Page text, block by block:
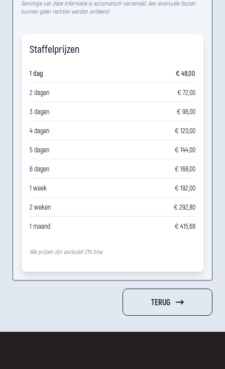
Sommige van deze informatie is automatisch verzameld. Aan eventuele fouten
kunnen geen rechten worden ontleend.
Staffelprijzen
1 dag € 48,00
2 dagen € 72,00
3 dagen € 96,00
4 dagen € 120,00
5 dagen € 144,00
6 dagen € 168,00
1 week € 192,00
2 weken € 292,80
1 maand € 415,68
Alle prijzen zijn exclusief 21% btw.
TERUG